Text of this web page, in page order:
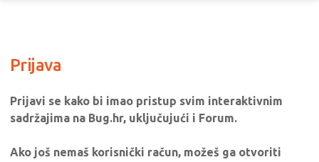
Prijava
Prijavi se kako bi imao pristup svim interaktivnim
sadržajima na Bug.hr, uključujući i Forum.
Ako još nemaš korisnički račun, možeš ga otvoriti